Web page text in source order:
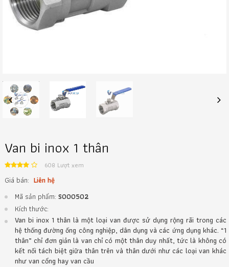
Previous
Van bi inox 1 thân
608 Lượt xem
Giá bán: Liên hệ
Mã sản phẩm: S000502
Kích thước:
Van bi inox 1 thân là một loại van được sử dụng rộng rãi trong các
hệ thống đường ống công nghiệp, dân dụng và các ứng dụng khác. “1
thân” chỉ đơn giản là van chỉ có một thân duy nhất, tức là không có
kết nối tách biệt giữa thân trên và thân dưới như các loại van khác
như van cổng hay van cầu